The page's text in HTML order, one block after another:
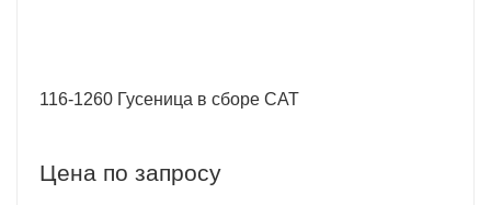
116-1260 Гусеница в сборе CAT
Цена по запросу